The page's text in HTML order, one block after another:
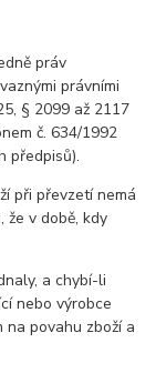
práv
právními
§ 2099 až 2117
č. 634/1992
předpisů).
při převzetí nemá
že v době, kdy
a chybí-li
nebo výrobce
povahu zboží a